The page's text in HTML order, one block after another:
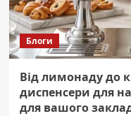
Блоги
Від лимонаду до
диспенсери для
для вашого